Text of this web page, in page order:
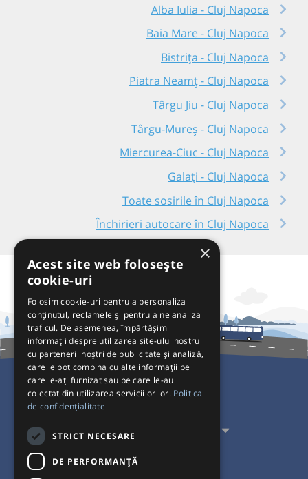
Alba Iulia - Cluj Napoca
Baia Mare - Cluj Napoca
Bistrița - Cluj Napoca
Piatra Neamț - Cluj Napoca
Târgu Jiu - Cluj Napoca
Târgu-Mureș - Cluj Napoca
Miercurea-Ciuc - Cluj Napoca
Galați - Cluj Napoca
Toate sosirile în Cluj Napoca
Închirieri autocare în Cluj Napoca
Pentru Călători
Pentru Transportatori
Interacționăm
×
Acest site web folosește
cookie-uri
Folosim cookie-uri pentru a personaliza
conținutul, reclamele și pentru a ne analiza
traficul. De asemenea, împărtășim
informații despre utilizarea site-ului nostru
cu partenerii noștri de publicitate și analiză,
care le pot combina cu alte informații pe
care le-ați furnizat sau pe care le-au
colectat din utilizarea serviciilor lor. Politica
de confidențialitate
STRICT NECESARE
DE PERFORMANȚĂ